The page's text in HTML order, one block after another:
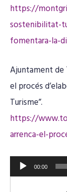
https://
sostenibilitat-
fomentara-la-
Ajuntament de
el procés
Turisme”.
https://
arrenca-el-
e
00:00